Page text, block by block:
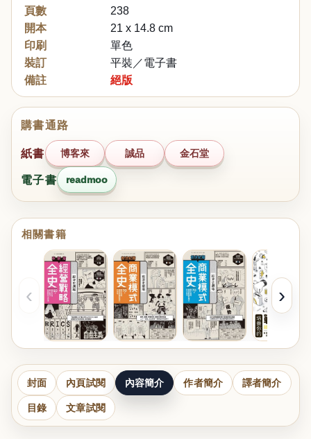
頁數
238
開本
21 x 14.8 cm
印刷
單色
裝訂
平裝／電子書
備註
絕版
購書通路
紙書 博客來 誠品 金石堂
電子書 readmoo
相關書籍
‹ ›
封面 內頁試閱 內容簡介 作者簡介 譯者簡介
目錄 文章試閱